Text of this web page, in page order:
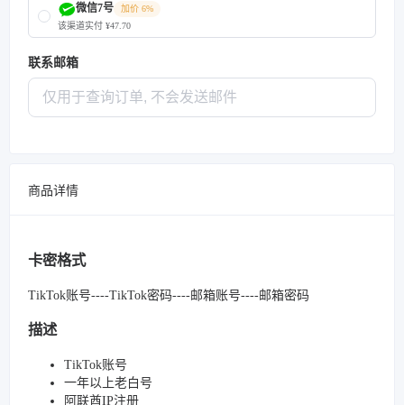
微信7号
加价 6%
该渠道实付 ¥47.70
联系邮箱
商品详情
卡密格式
TikTok账号----TikTok密码----邮箱账号----邮箱密码
描述
TikTok账号
一年以上老白号
阿联酋IP注册